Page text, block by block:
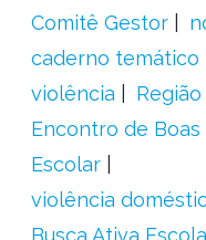
Comitê Gestor
caderno temático
violência
Encontro de Boas
Escolar
violência
Busca Ativa